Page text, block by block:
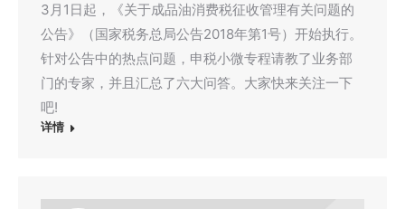
3月1日起，《关于成品油消费税征收管理有关问题的
公告》（国家税务总局公告2018年第1号）开始执行。
针对公告中的热点问题，申税小微专程请教了业务部
门的专家，并且汇总了六大问答。大家快来关注一下
吧!
详情